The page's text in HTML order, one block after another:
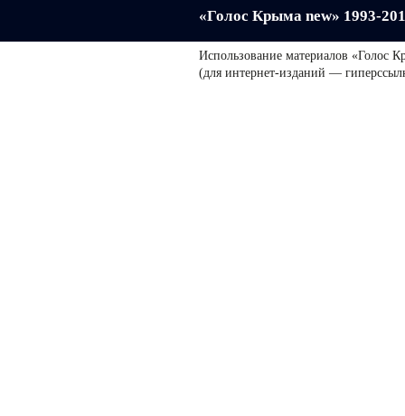
«Голос Крыма new» 1993-
Использование материалов «Голос
(для интернет-изданий —